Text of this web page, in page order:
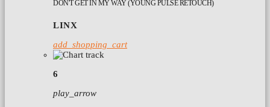
DON'T GET IN MY WAY (YOUNG PULSE RETOUCH)
LINX
add_shopping_cart
6
play_arrow